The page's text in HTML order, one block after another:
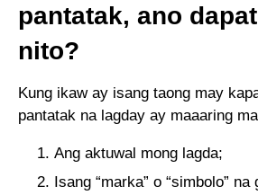
pantatak, ano
nito?
Kung ikaw ay isang taong may
pantatak na lagday ay maaaring
Ang aktuwal mong lagda;
Isang “marka” o “simbolo”